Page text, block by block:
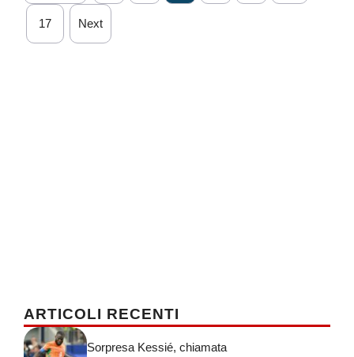
17 Next
ARTICOLI RECENTI
Sorpresa Kessié, chiamata